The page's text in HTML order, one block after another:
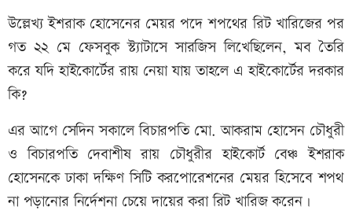
উল্লেখ্য ইশরাক হোসেনের মেয়র পদে শপথের রিট খারিজের পর
গত ২২ মে ফেসবুক স্ট্যাটাসে সারজিস লিখেছিলেন, মব তৈরি
করে যদি হাইকোর্টের রায় নেয়া যায় তাহলে এ হাইকোর্টের দরকার
কি?
এর আগে সেদিন সকালে বিচারপতি মো. আকরাম হোসেন চৌধুরী
ও বিচারপতি দেবাশীষ রায় চৌধুরীর হাইকোর্ট বেঞ্চ ইশরাক
হোসেনকে ঢাকা দক্ষিণ সিটি করপোরেশনের মেয়র হিসেবে শপথ
না পড়ানোর নির্দেশনা চেয়ে দায়ের করা রিট খারিজ করেন।